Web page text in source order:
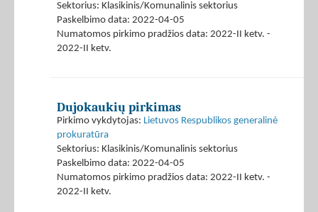
Sektorius: Klasikinis/Komunalinis sektorius
Paskelbimo data: 2022-04-05
Numatomos pirkimo pradžios data: 2022-II ketv. -
2022-II ketv.
Dujokaukių pirkimas
Pirkimo vykdytojas: Lietuvos Respublikos generalinė
prokuratūra
Sektorius: Klasikinis/Komunalinis sektorius
Paskelbimo data: 2022-04-05
Numatomos pirkimo pradžios data: 2022-II ketv. -
2022-II ketv.